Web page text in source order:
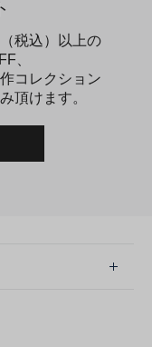
税込）以上の
、
コレクション
頂けます。